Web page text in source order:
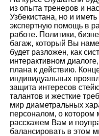
из опыта тренеров и
Узбекистана, но и
экспертную помощь в
работе. Политики,
багаж, который Вы
будет разложен, как
интерактивном
плана к действию.
индивидуальных
защита интересов
талантов и жесткие
мир диаметральных
персоналом, о котором
расскажем Вам и
балансировать в этом